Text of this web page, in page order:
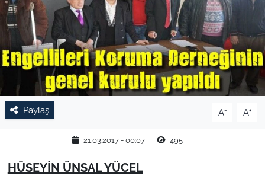
Paylaş A- A+
21.03.2017 - 00:07 495
HÜSEYİN ÜNSAL YÜCEL
TARIM VE HAYVANCILIK
KÜLTÜR SANAT
RESMİ İLAN
SPOR